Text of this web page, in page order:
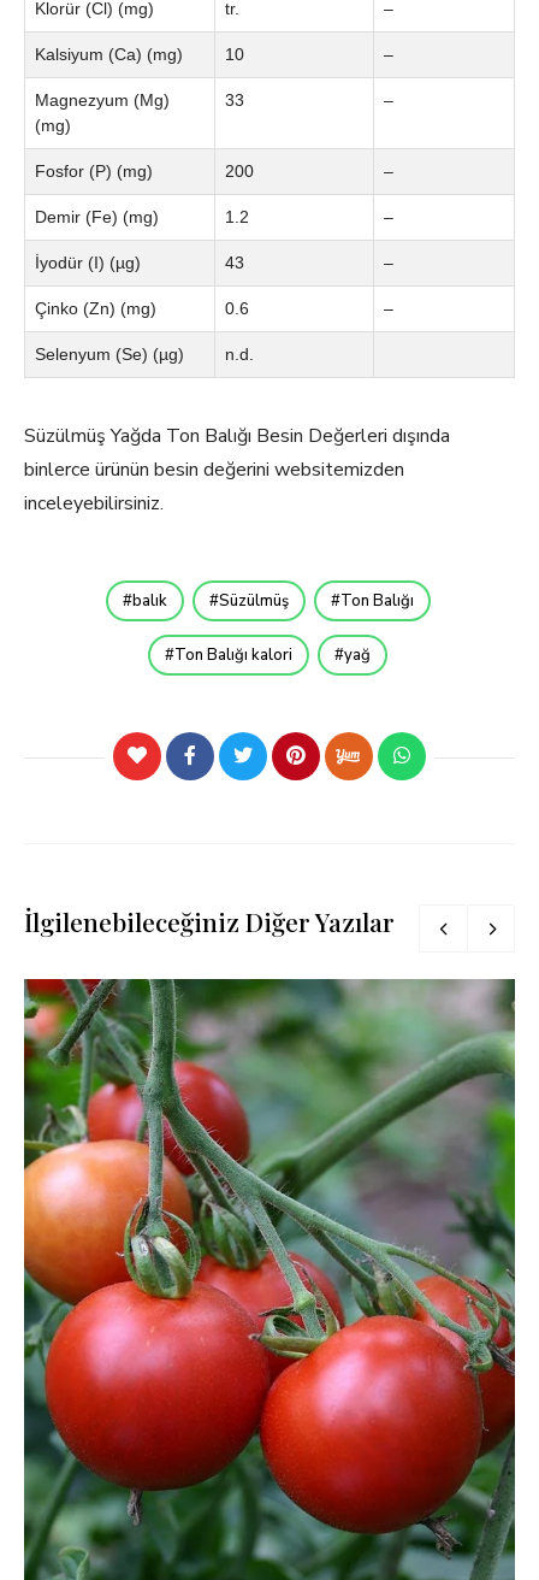
Klorür (Cl) (mg) tr. –
Kalsiyum (Ca) (mg) 10 –
Magnezyum (Mg)
(mg)
33 –
Fosfor (P) (mg) 200 –
Demir (Fe) (mg) 1.2 –
İyodür (I) (µg) 43 –
Çinko (Zn) (mg) 0.6 –
Selenyum (Se) (µg) n.d.
Süzülmüş Yağda Ton Balığı Besin Değerleri dışında
binlerce ürünün besin değerini websitemizden
inceleyebilirsiniz.
balık Süzülmüş Ton Balığı
Ton Balığı kalori yağ
İlgilenebileceğiniz Diğer Yazılar